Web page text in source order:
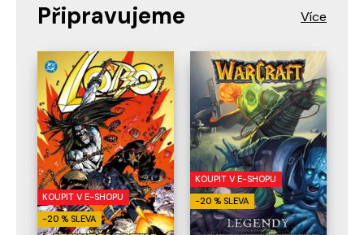
Připravujeme
KOUPIT V E-SHOPU
-20 % SLEVA
KOUPIT V E-SHOPU
-20 % SLEVA